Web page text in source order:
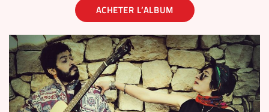
ACHETER L’ALBUM